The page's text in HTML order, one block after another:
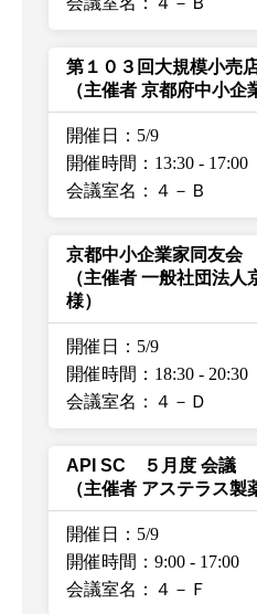
第１０３回大規模小売
（主催者 京都府中小企
開催日：5/9
開催時間：13:30 - 17:00
会議室名：４－Ｂ
京都中小企業家同友会
（主催者 一般社団法
様）
開催日：5/9
開催時間：18:30 - 20:30
会議室名：４－Ｄ
API SC ５月度 会議
（主催者 アステラス製
開催日：5/9
開催時間：9:00 - 17:00
会議室名：４－Ｆ